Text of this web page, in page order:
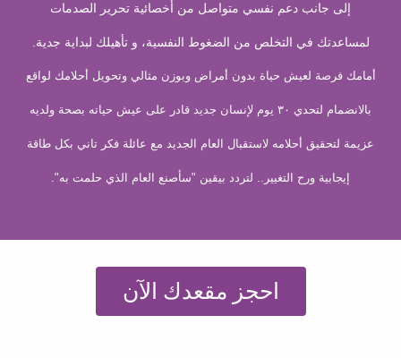
إلى جانب دعم نفسي متواصل من أخصائية تحرير الصدمات
لمساعدتك في التخلص من الضغوط النفسية، و تأهيلك لبداية جدية.
أمامك فرصة لعيش حياة بدون أمراض وبوزن مثالي وتحويل أحلامك لواقع
بالانضمام لتحدي ٣٠ يوم لإنسان جديد قادر على عيش حياته بصحة ولديه
عزيمة لتحقيق أحلامه لاستقبال العام الجديد مع عائلة فكر تاني بكل طاقة
إيجابية ورح التغيير.. لتردد بيقين "سأصنع العام الذي حلمت به".
احجز مقعدك الآن